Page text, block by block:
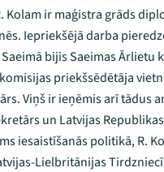
Kolam ir maģistra grāds
Iepriekšējā darba
bijis Saeimas
priekšsēdētāja
Viņš ir ieņēmis arī tādus
un Latvijas
iesaistīšanās politikā, R.
Lielbritānijas